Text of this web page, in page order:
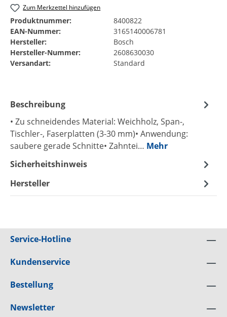
Zum Merkzettel hinzufügen
Produktnummer:
8400822
EAN-Nummer:
3165140006781
Hersteller:
Bosch
Hersteller-Nummer:
2608630030
Versandart:
Standard
Beschreibung
• Zu schneidendes Material: Weichholz, Span-,
Tischler-, Faserplatten (3-30 mm)• Anwendung:
saubere gerade Schnitte• Zahntei… Mehr
Sicherheitshinweis
Hersteller
Service-Hotline
Kundenservice
Bestellung
Newsletter